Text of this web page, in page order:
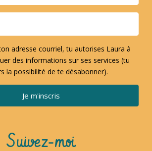
adresse courriel, tu autorises Laura à
des informations sur ses services (tu
la possibilité de te désabonner).
Je m'inscris
Suivez-moi